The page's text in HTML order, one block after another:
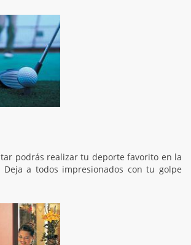
podrás realizar tu deporte favorito en la
a todos impresionados con tu golpe